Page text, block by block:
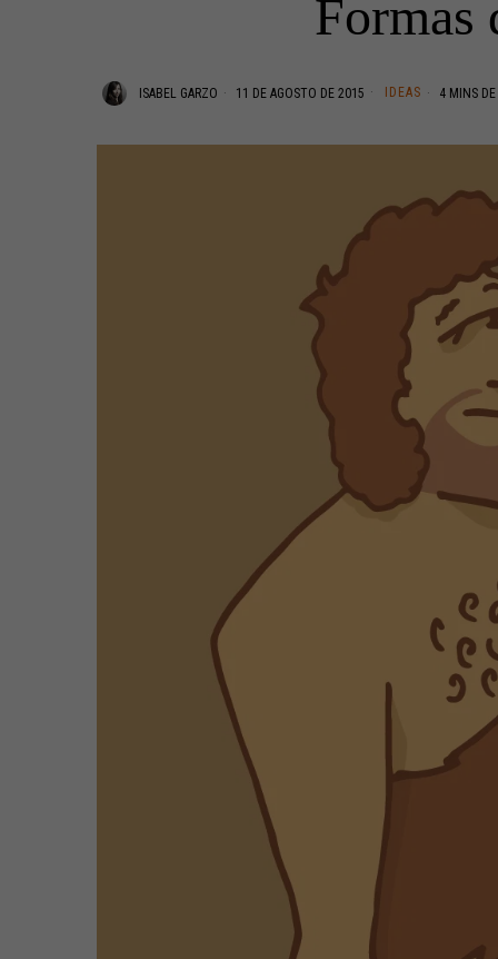
Formas
ISABEL GARZO 11 DE AGOSTO DE 2015 IDEAS 4 MINS DE